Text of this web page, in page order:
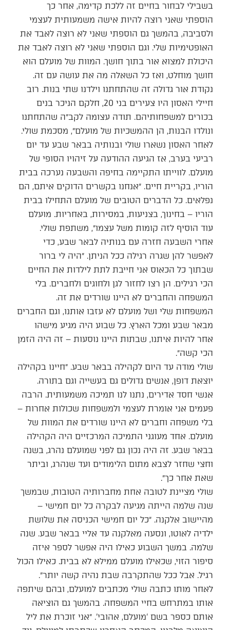
בשבילי לבחור בחיים זה ללכת קדימה, אחר כך
הוספתי שאני רוצה להיות אישה משמעותית לעצמי
ולסביבה, בהמשך גם הוספתי שאני לא רוצה לאבד את
האופטימיות שלי. וגם הוספתי שאני לא רוצה לאבד את
היכולת למצוא אור בתוך חושך. המוות של מועלם הוא
חושך מוחלט, ואז כל השאלה מה את עושה עם זה.
נקודת אור גדולה זה שהתחתנו וילדנו שתי בנות. רוב
חיילי האסון היו צעירים בני 20, חלקם הניכר בנים
בכורים למשפחותיהם. תודה עצומה לקב״ה שהתחתנו
ונולדו הבנות, הן ההמשכיות של מועלם״, מסכמת שולי.
לאחר האסון נשארו שולי ובנותיה בבאר שבע עד יום
רביעי בערב, אז הגיעה ההודעה על זיהויו הסופי של
מועלם. לווייתו התקיימה בחיפה והשבעה נערכה בבית
הוריו, בקריית חיים. ״אנחנו בקשרים הדוקים איתם, הם
נפלאים. כל הדברים הטובים של מועלם התחילו בבית
הוריו – בחינוך, בצניעות, במסירות, באחריות. מועלם
עוד הוסיף לזה קומות משל עצמו״, משתפת שולי.
אחרי השבעה חזרה עם בנותיה לבאר שבע, כדי
לאפשר להן שגרה רגילה ככל הניתן. ״היה לי ברור
שבתוך כל הכאוס אני חייבת לתת לילדות את החיים
הכי רגילים. הן רצו לחזור לגן ולחוגים ולחברים. בלי
המשפחה והחברים לא היינו שורדים את זה.
המשפחות שלי ושל מועלם לא עזבו אותנו, וגם החברים
מבאר שבע ומכל הארץ. כל שבוע היה מגיע מישהו
אחר להיות איתנו, שבתות היינו נוסעות – זה היה הזמן
הכי קשה״.
שולי מודה עד היום לקהילה בבאר שבע. ״חיינו בקהילה
יוצאת דופן, אנשים גדולים גם בעשייה וגם בתורה.
אנשי חסד אדירים, נתנו לנו תמיכה משמעותית. הרבה
פעמים אני אומרת לעצמי ולמשפחות שכולות אחרות –
בלי משפחה וחברים לא היינו שורדים את המוות של
מועלם. אחד מעוגני התמיכה המרכזיים היה הקהילה
בבאר שבע. זה היה נכון גם לפני שמועלם נהרג, בשנה
וחצי שחזר לצבא מתום הלימודים ועד שנהרג, וביתר
שאת אחר כך״.
שולי מציינת לטובה אחת מחברותיה הטובות, שבמשך
שנה שלמה הייתה מגיעה לבקרה כל יום חמישי –
מהיישוב אלקנה. ״כל יום חמישי הכניסה את שלושת
ילדיה לאוטו, ונסעה מאלקנה עד אליי בבאר שבע. שנה
שלמה. במשך השבוע כאילו היה אפשר לספר איזה
סיפור הזוי, שכאילו מועלם ממילא לא בבית. כאילו הכול
רגיל. אבל ככל שהתקרבה שבת נהיה קשה יותר״.
לאחר מותו כתבה שולי מכתבים למועלם, ובהם שיתפה
אותו במתרחש בחיי המשפחה. בהמשך גם הוציאה
אותם כספר בשם 'מועלם, אהובי'. ״אני זוכרת את ליל